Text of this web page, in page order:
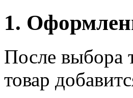
1.
После выбора
товар